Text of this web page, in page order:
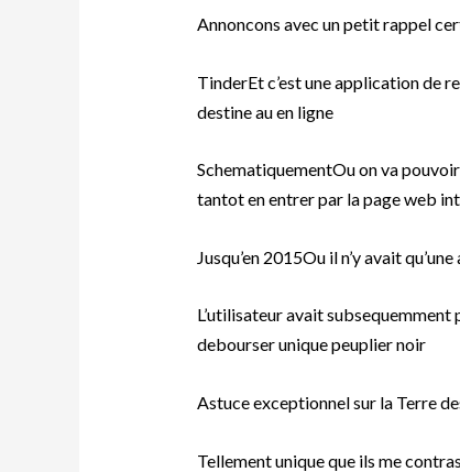
Annoncons avec un petit rappel
TinderEt c’est une application de
destine au en ligne
SchematiquementOu on va
tantot en entrer par la page web
Jusqu’en 2015Ou il n’y avait
L’utilisateur avait
debourser unique peuplier noir
Astuce exceptionnel sur la Terre
Tellement unique que ils me